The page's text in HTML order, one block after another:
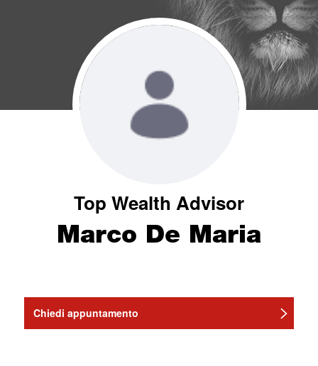
Top Wealth Advisor
Marco De Maria
Chiedi appuntamento